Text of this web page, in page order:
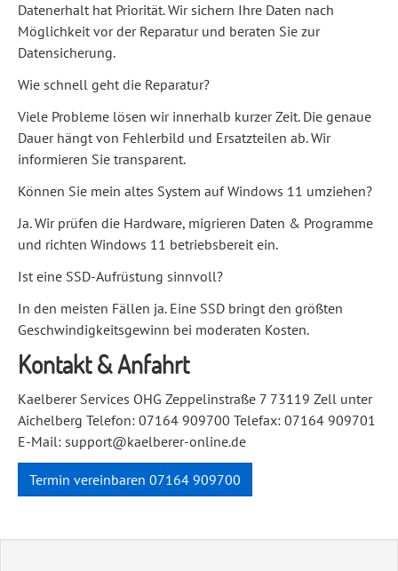
Datenerhalt hat Priorität. Wir sichern Ihre Daten nach
Möglichkeit vor der Reparatur und beraten Sie zur
Datensicherung.
Wie schnell geht die Reparatur?
Viele Probleme lösen wir innerhalb kurzer Zeit. Die genaue
Dauer hängt von Fehlerbild und Ersatzteilen ab. Wir
informieren Sie transparent.
Können Sie mein altes System auf Windows 11 umziehen?
Ja. Wir prüfen die Hardware, migrieren Daten & Programme
und richten Windows 11 betriebsbereit ein.
Ist eine SSD-Aufrüstung sinnvoll?
In den meisten Fällen ja. Eine SSD bringt den größten
Geschwindigkeitsgewinn bei moderaten Kosten.
Kontakt & Anfahrt
Kaelberer Services OHG Zeppelinstraße 7 73119 Zell unter
Aichelberg Telefon: 07164 909700 Telefax: 07164 909701
E-Mail: support@kaelberer-online.de
Termin vereinbaren 07164 909700